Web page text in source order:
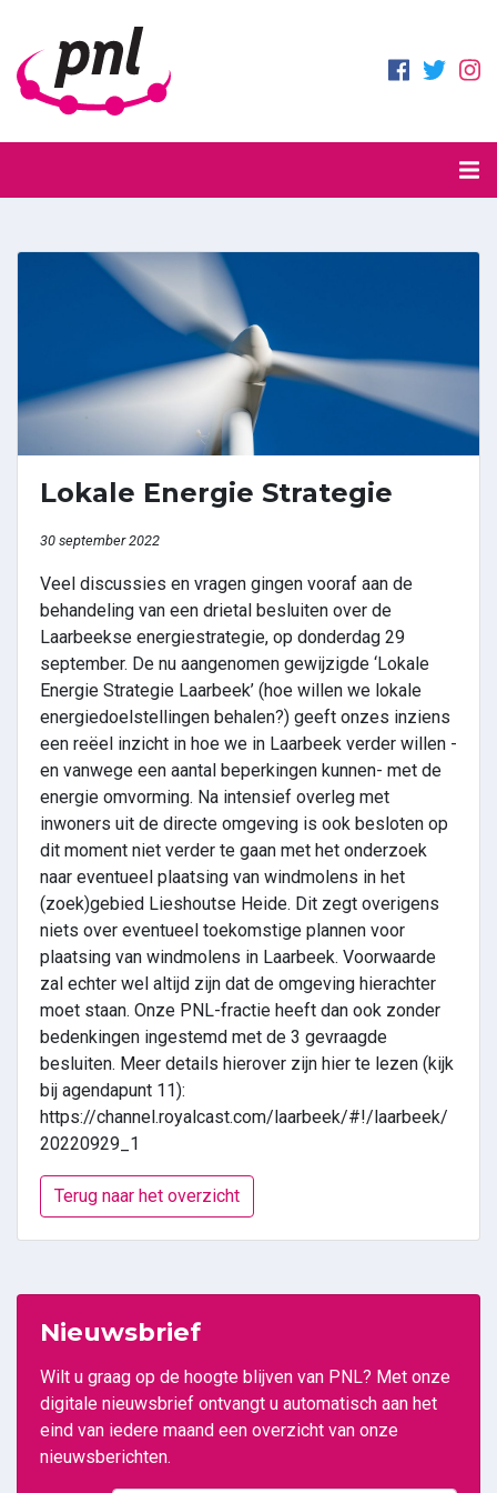
Lokale Energie Strategie
30 september 2022
Veel discussies en vragen gingen vooraf aan de
behandeling van een drietal besluiten over de
Laarbeekse energiestrategie, op donderdag 29
september. De nu aangenomen gewijzigde ‘Lokale
Energie Strategie Laarbeek’ (hoe willen we lokale
energiedoelstellingen behalen?) geeft onzes inziens
een reëel inzicht in hoe we in Laarbeek verder willen -
en vanwege een aantal beperkingen kunnen- met de
energie omvorming. Na intensief overleg met
inwoners uit de directe omgeving is ook besloten op
dit moment niet verder te gaan met het onderzoek
naar eventueel plaatsing van windmolens in het
(zoek)gebied Lieshoutse Heide. Dit zegt overigens
niets over eventueel toekomstige plannen voor
plaatsing van windmolens in Laarbeek. Voorwaarde
zal echter wel altijd zijn dat de omgeving hierachter
moet staan. Onze PNL-fractie heeft dan ook zonder
bedenkingen ingestemd met de 3 gevraagde
besluiten. Meer details hierover zijn hier te lezen (kijk
bij agendapunt 11):
https://channel.royalcast.com/laarbeek/#!/laarbeek/
20220929_1
Terug naar het overzicht
Nieuwsbrief
Wilt u graag op de hoogte blijven van PNL? Met onze
digitale nieuwsbrief ontvangt u automatisch aan het
eind van iedere maand een overzicht van onze
nieuwsberichten.